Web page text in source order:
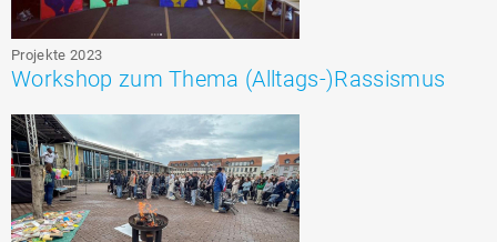
Projekte 2023
Workshop zum Thema (Alltags-)Rassismus